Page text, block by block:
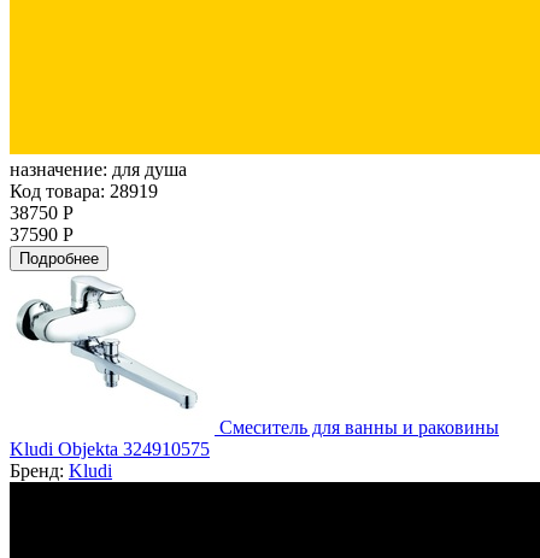
назначение: для душа
Код товара: 28919
38750 Р
37590 Р
Подробнее
Смеситель для ванны и раковины
Kludi Objekta 324910575
Бренд: Kludi